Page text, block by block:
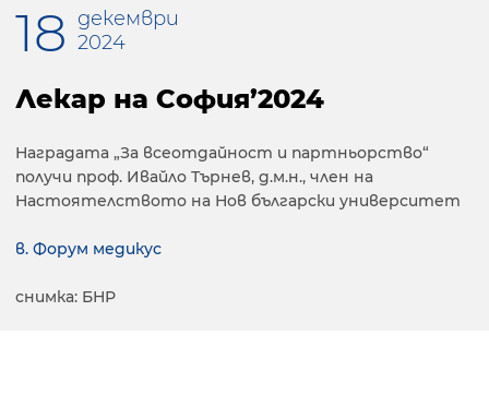
18 декември
2024
Лекар на София’2024
Наградата „За всеотдайност и партньорство“
получи проф. Ивайло Търнев, д.м.н., член на
Настоятелството на Нов български университет
в. Форум медикус
снимка: БНР